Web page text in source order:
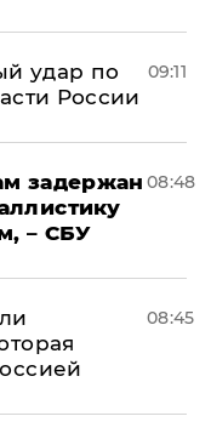
удар по
России
09:11
задержан
– СБУ
08:48
08:45